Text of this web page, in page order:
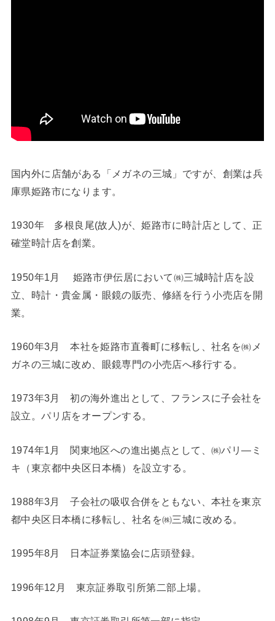
国内外に店舗がある「メガネの三城」ですが、創業は兵
庫県姫路市になります。
1930年 多根良尾(故人)が、姫路市に時計店として、正
確堂時計店を創業。
1950年1月 姫路市伊伝居において㈱三城時計店を設
立、時計・貴金属・眼鏡の販売、修繕を行う小売店を開
業。
1960年3月 本社を姫路市直養町に移転し、社名を㈱メ
ガネの三城に改め、眼鏡専門の小売店へ移行する。
1973年3月 初の海外進出として、フランスに子会社を
設立。パリ店をオープンする。
1974年1月 関東地区への進出拠点として、㈱パリ―ミ
キ（東京都中央区日本橋）を設立する。
1988年3月 子会社の吸収合併をともない、本社を東京
都中央区日本橋に移転し、社名を㈱三城に改める。
1995年8月 日本証券業協会に店頭登録。
1996年12月 東京証券取引所第二部上場。